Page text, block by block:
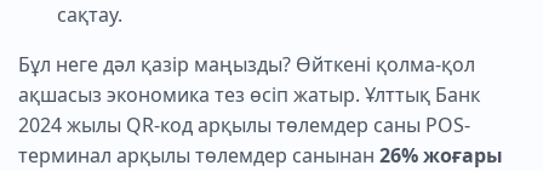
сақтау.
Бұл неге дәл қазір маңызды? Өйткені қолма-қол
ақшасыз экономика тез өсіп жатыр. Ұлттық Банк
2024 жылы QR-код арқылы төлемдер саны POS-
терминал арқылы төлемдер санынан 26% жоғары